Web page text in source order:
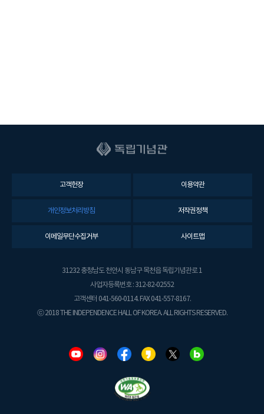
고객헌장 이용약관
개인정보처리방침 저작권정책
이메일무단수집거부 사이트맵
31232 충청남도 천안시 동남구 목천읍 독립기념관로 1
사업자등록번호 : 312-82-02552
고객센터 041-560-0114. FAX 041-557-8167.
ⓒ 2018 THE INDEPENDENCE HALL OF KOREA. ALL RIGHTS RESERVED.